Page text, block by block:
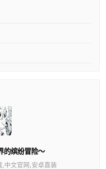
的缤纷冒险～
,中文官网,安卓直装